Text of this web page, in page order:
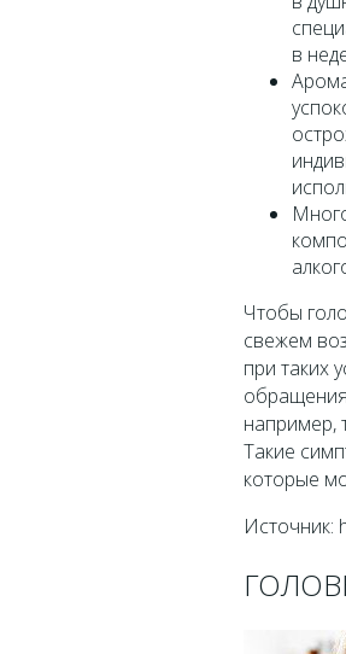
в
Чтобы
свежем
при таких
например,
Такие
которые
Источник: